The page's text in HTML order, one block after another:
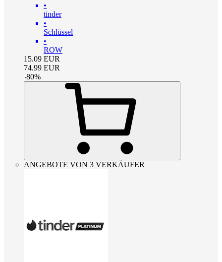
•
tinder
•
Schlüssel
•
ROW
15.09 EUR
74.99 EUR
-80%
ANGEBOTE VON 3 VERKÄUFER